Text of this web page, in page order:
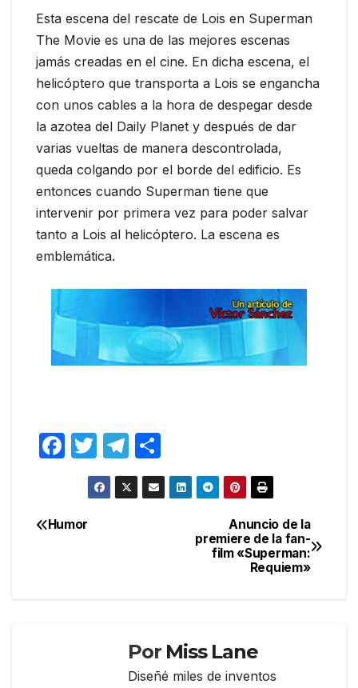
Esta escena del rescate de Lois en Superman
The Movie es una de las mejores escenas
jamás creadas en el cine. En dicha escena, el
helicóptero que transporta a Lois se engancha
con unos cables a la hora de despegar desde
la azotea del Daily Planet y después de dar
varias vueltas de manera descontrolada,
queda colgando por el borde del edificio. Es
entonces cuando Superman tiene que
intervenir por primera vez para poder salvar
tanto a Lois al helicóptero. La escena es
emblemática.
F
e
T
w
itt
T
el
e
o
m
Navegación
Anuncio de la
premiere de la fan-
film «Superman:
Requiem»
Humor
Por Miss Lane
Diseñé miles de inventos